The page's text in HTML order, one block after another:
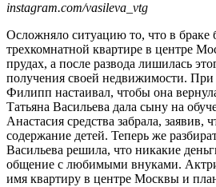
instagram.com/vasileva_vtg
Осложняло ситуацию то, что в браке
трехкомнатной квартире в центре
прудах, а после развода лишилась
получения своей недвижимости.
Филипп настаивал, чтобы она
Татьяна Васильева дала сыну на
Анастасия средства забрала, заявив,
содержание детей. Теперь же
Васильева решила, что никакие
общение с любимыми внуками.
имя квартиру в центре Москвы и